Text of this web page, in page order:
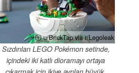
ⓘ u/BrickTap via r/Legoleak
Sızdırılan LEGO Pokémon setinde,
içindeki iki katlı dioramayı ortaya